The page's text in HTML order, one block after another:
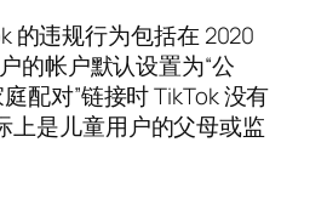
的违规行为包括在 2020
的帐户默认设置为“公
配对”链接时 TikTok 没有
上是儿童用户的父母或监